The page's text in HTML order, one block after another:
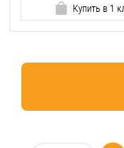
Купить в 1